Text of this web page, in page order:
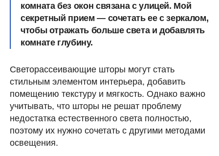
комната без окон связана с улицей. Мой
секретный прием — сочетать ее с зеркалом,
чтобы отражать больше света и добавлять
комнате глубину.
Светорассеивающие шторы могут стать
стильным элементом интерьера, добавить
помещению текстуру и мягкость. Однако важно
учитывать, что шторы не решат проблему
недостатка естественного света полностью,
поэтому их нужно сочетать с другими методами
освещения.